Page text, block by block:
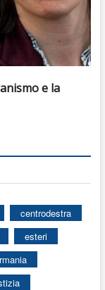
e la
centrodestra
esteri